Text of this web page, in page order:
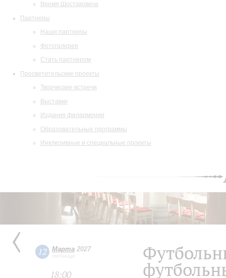
Время Шостаковича
Партнеры
Наши партнеры
Фотогалерея
Стать партнером
Просветительские проекты
Творческие встречи
Выставки
Издания филармонии
Образовательные программы
Инклюзивные и специальные проекты
12 Марта 2027
пятница
18:00